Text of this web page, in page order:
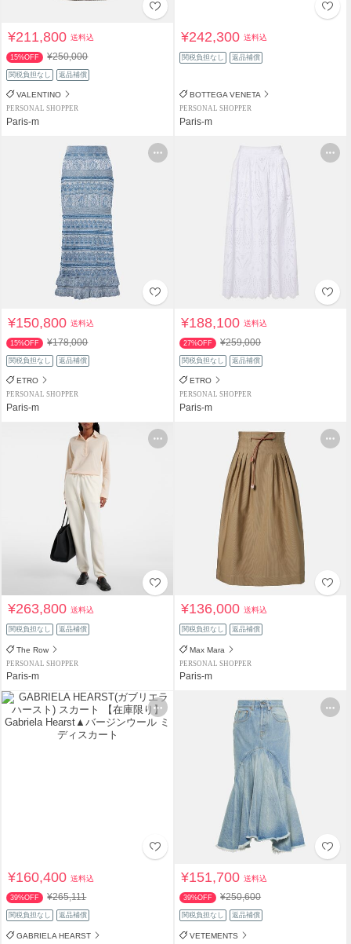
¥211,800送料込
15%OFF ¥250,000
関税負担なし 返品補償
VALENTINO
PERSONAL SHOPPER
Paris-m
¥242,300送料込
関税負担なし 返品補償
BOTTEGA VENETA
PERSONAL SHOPPER
Paris-m
¥150,800送料込
15%OFF ¥178,000
関税負担なし 返品補償
ETRO
PERSONAL SHOPPER
Paris-m
¥188,100送料込
27%OFF ¥259,000
関税負担なし 返品補償
ETRO
PERSONAL SHOPPER
Paris-m
¥263,800送料込
関税負担なし 返品補償
The Row
PERSONAL SHOPPER
Paris-m
¥136,000送料込
関税負担なし 返品補償
Max Mara
PERSONAL SHOPPER
Paris-m
¥160,400送料込
39%OFF ¥265,111
関税負担なし 返品補償
GABRIELA HEARST
¥151,700送料込
39%OFF ¥250,600
関税負担なし 返品補償
VETEMENTS